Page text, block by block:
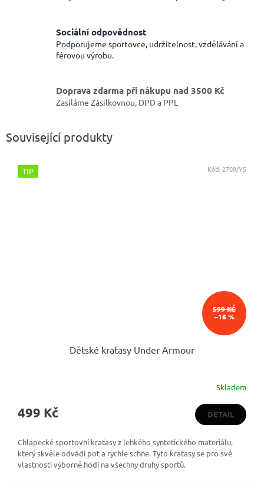
Sociální odpovědnost
Podporujeme sportovce, udržitelnost, vzdělávání a
férovou výrobu.
Doprava zdarma při nákupu nad 3500 Kč
Zasíláme Zásilkovnou, DPD a PPL
Související produkty
TIP
599 KČ
–16 %
Dětské kraťasy Under Armour
Skladem
499 Kč DETAIL
Chlapecké sportovní kraťasy z lehkého syntetického materiálu,
který skvěle odvádí pot a rychle schne. Tyto kraťasy se pro své
vlastnosti výborně hodí na všechny druhy sportů.
Kód: 2709/YS